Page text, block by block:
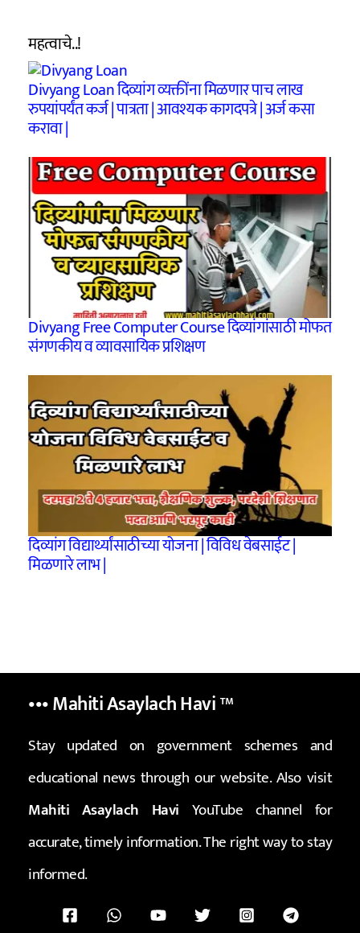
महत्वाचे..!
Divyang Loan दिव्यांग व्यक्तींना मिळणार पाच लाख
रुपयांपर्यंत कर्ज | पात्रता | आवश्यक कागदपत्रे | अर्ज कसा
करावा |
Divyang Free Computer Course दिव्यांगांसाठी मोफत
संगणकीय व व्यावसायिक प्रशिक्षण
दिव्यांग विद्यार्थ्यांसाठीच्या योजना | विविध वेबसाईट |
मिळणारे लाभ |
••• Mahiti Asaylach Havi™
Stay updated on government schemes and
educational news through our website. Also visit
Mahiti Asaylach Havi YouTube channel for
accurate, timely information. The right way to stay
informed.